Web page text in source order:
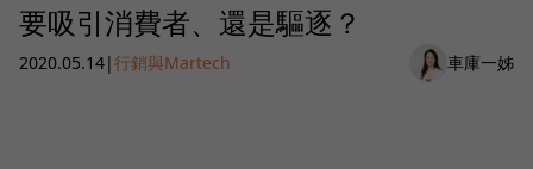
要吸引消費者、還是驅逐？
2020.05.14|行銷與Martech 車庫一姊